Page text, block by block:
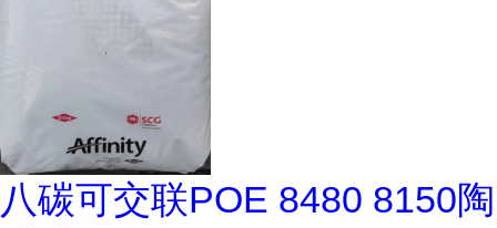
八碳可交联POE 8480 8150陶